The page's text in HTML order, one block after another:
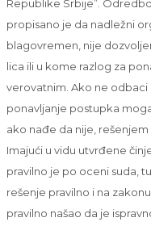
Republike Srbije”.
propisano je da nadležni
blagovremen, nije
lica ili u kome razlog za
verovatnim. Ako ne odbaci
ponavljanje postupka
ako nađe da nije, rešenjem
Imajući u vidu utvrđene
pravilno je po oceni suda,
rešenje pravilno i na
pravilno našao da je